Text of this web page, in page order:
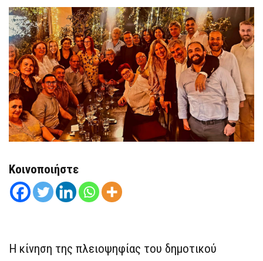
ΕΝΌΤΗΤΑΣ
Κοινοποιήστε
Η κίνηση της πλειοψηφίας του δημοτικού